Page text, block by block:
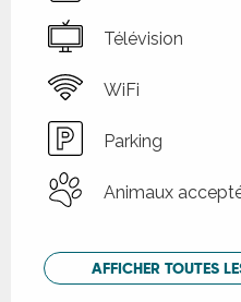
Télévision
WiFi
Parking
Animaux
AFFICHER TOUTES